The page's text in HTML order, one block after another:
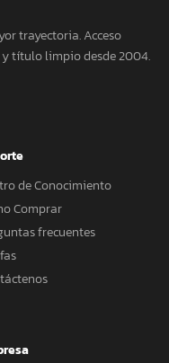
trayectoria. Acceso
título limpio desde 2004.
de Conocimiento
Comprar
frecuentes